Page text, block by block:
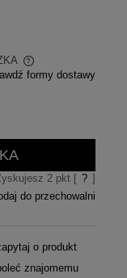
płatnościformy dostawy
2pkt [ ? ]
do przechowalni
o produkt
znajomemu